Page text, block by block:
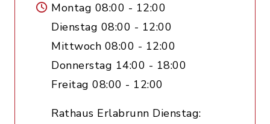
Montag 08:00 - 12:00
Dienstag 08:00 - 12:00
Mittwoch 08:00 - 12:00
Donnerstag 14:00 - 18:00
Freitag 08:00 - 12:00
Rathaus Erlabrunn Dienstag: